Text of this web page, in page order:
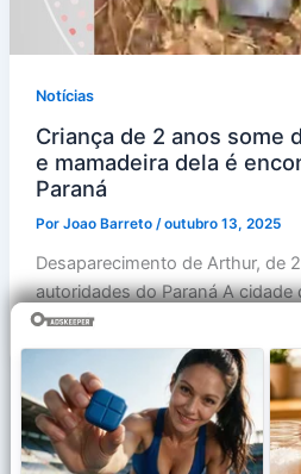
Notícias
Criança de 2 anos some
e mamadeira dela é
Paraná
Por Joao Barreto /outubro 13, 2025
Desaparecimento de Arthur, de
autoridades do Paraná A
Paraná,
1 2 … 6